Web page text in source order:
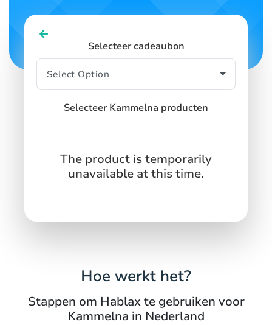
Selecteer cadeaubon
Selecteer Kammelna producten
The product is temporarily
unavailable at this time.
Hoe werkt het?
Stappen om Hablax te gebruiken voor
Kammelna in Nederland